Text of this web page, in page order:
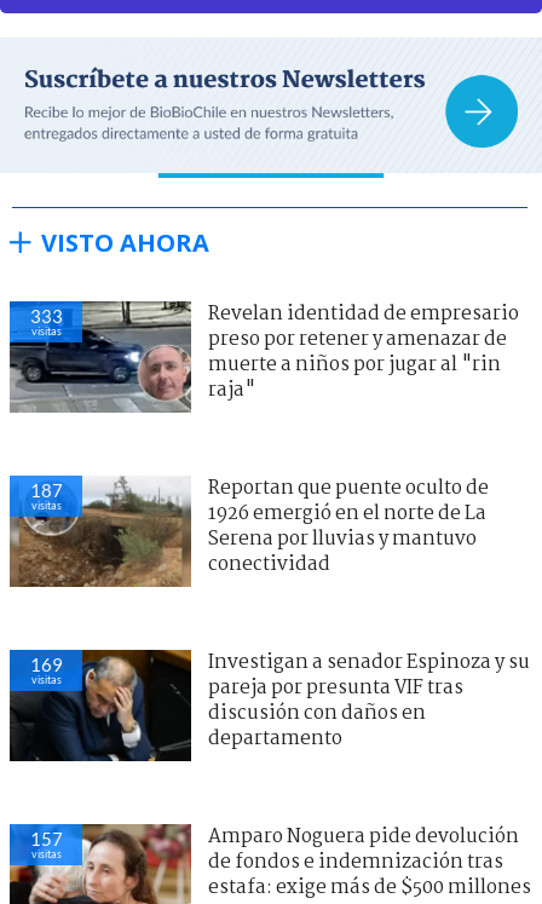
VISTO AHORA
333
visitas
Revelan identidad de empresario
preso por retener y amenazar de
muerte a niños por jugar al "rin
raja"
187
visitas
Reportan que puente oculto de
1926 emergió en el norte de La
Serena por lluvias y mantuvo
conectividad
169
visitas
Investigan a senador Espinoza y su
pareja por presunta VIF tras
discusión con daños en
departamento
157
visitas
Amparo Noguera pide devolución
de fondos e indemnización tras
estafa: exige más de $500 millones